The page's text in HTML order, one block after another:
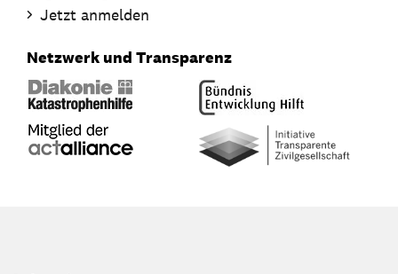
Jetzt anmelden
Netzwerk und Transparenz